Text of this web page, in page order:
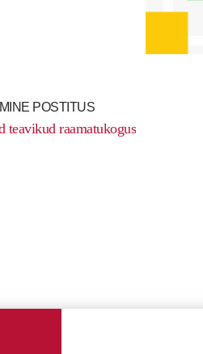
POSTITUS
teavikud raamatukogus